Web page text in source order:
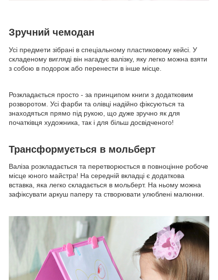
Зручний чемодан
Усі предмети зібрані в спеціальному пластиковому кейсі. У
складеному вигляді він нагадує валізку, яку легко можна взяти
з собою в подорож або перенести в інше місце.
Розкладається просто - за принципом книги з додатковим
розворотом. Усі фарби та олівці надійно фіксуються та
знаходяться прямо під рукою, що дуже зручно як для
початківця художника, так і для більш досвідченого!
Трансформується в мольберт
Валіза розкладається та перетворюється в повноцінне робоче
місце юного майстра! На середній вкладці є додаткова
вставка, яка легко складається в мольберт. На ньому можна
зафіксувати аркуш паперу та створювати улюблені малюнки.